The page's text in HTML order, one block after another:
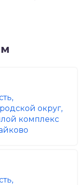
округ,
комплекс